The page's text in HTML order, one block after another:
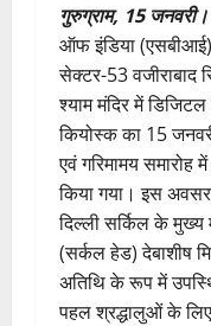
गुरुग्राम, 15
ऑफ इंडिया (एसबीआई)
सेक्टर-53 वजीराबाद
श्याम मंदिर में
कियोस्क का 15
एवं गरिमामय समारोह
किया गया। इस
दिल्ली सर्किल के मुख्य
(सर्कल हेड) देबाशीष
अतिथि के रूप में
पहल श्रद्धालुओं के लिए